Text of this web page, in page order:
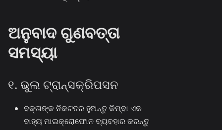
ଅନୁବାଦ ଗୁଣବତ୍ତା
ସମସ୍ୟା
୧. ଭୁଲ ଟ୍ରାନ୍ସକ୍ରିପସନ
ବକ୍ତାଙ୍କ ନିକଟତର ହୁଅନ୍ତୁ କିମ୍ବା ଏକ
ବାହ୍ୟ ମାଇକ୍ରୋଫୋନ ବ୍ୟବହାର କରନ୍ତୁ